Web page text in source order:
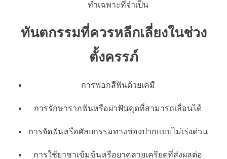
ทำเฉพาะที่จำเป็น
ทันตกรรมที่ควรหลีกเลี่ยงในช่วง
ตั้งครรภ์
การฟอกสีฟันด้วยเคมี
การรักษารากฟันหรือผ่าฟันคุดที่สามารถเลื่อนได้
การจัดฟันหรือศัลยกรรมทางช่องปากแบบไม่เร่งด่วน
การใช้ยาชาเข้มข้นหรือยาคลายเครียดที่ส่งผลต่อ